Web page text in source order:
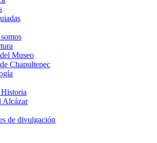
Museo
Chapultepec
Historia
Alcázar
de divulgación